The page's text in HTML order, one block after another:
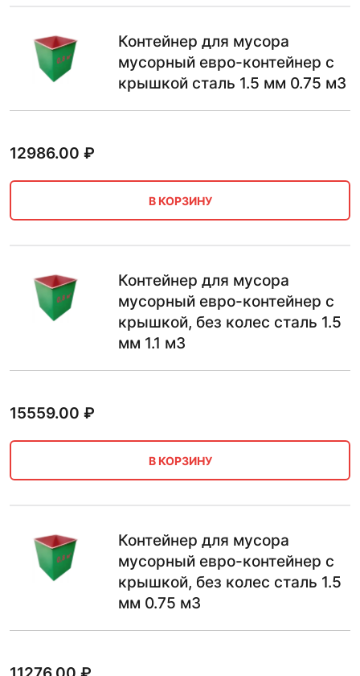
Контейнер для мусора
мусорный евро-контейнер с
крышкой сталь 1.5 мм 0.75 м3
12986.00 ₽
В КОРЗИНУ
Контейнер для мусора
мусорный евро-контейнер с
крышкой, без колес сталь 1.5
мм 1.1 м3
15559.00 ₽
В КОРЗИНУ
Контейнер для мусора
мусорный евро-контейнер с
крышкой, без колес сталь 1.5
мм 0.75 м3